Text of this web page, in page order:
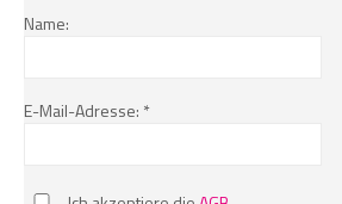
Name:
E-Mail-Adresse: *